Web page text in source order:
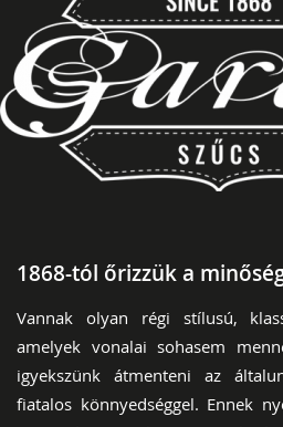
1868-tól őrizzük a
Vannak olyan régi stílusú,
amelyek vonalai sohasem
igyekszünk átmenteni az
fiatalos könnyedséggel. Ennek